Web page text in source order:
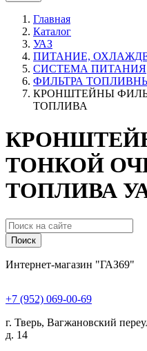
Главная
Каталог
УАЗ
ПИТАНИЕ,
СИСТЕМА ПИТАНИЯ
ФИЛЬТРА
КРОНШТЕЙНЫ
ТОПЛИВА
ТОНКОЙ
ТОПЛИВА
Поиск
Интернет-магазин "ГАЗ69"
+7 (952) 069-00-69
г. Тверь, Вагжановский
д. 14